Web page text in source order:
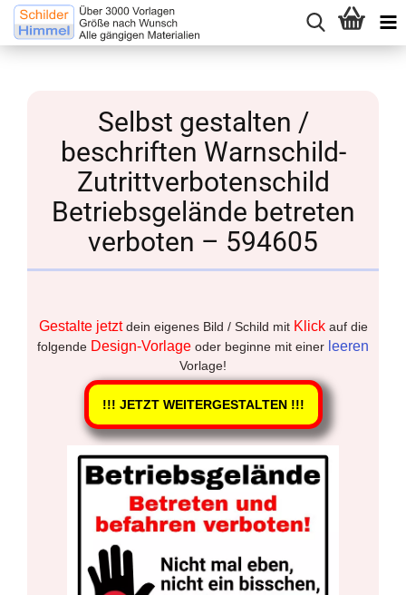
Selbst gestalten /
beschriften Warnschild-
Zutrittverbotenschild
Betriebsgelände betreten
verboten – 594605
Gestalte jetztdein eigenes Bild / Schild mit Klickauf die
folgende Design-Vorlage oder beginne mit einer leeren
Vorlage!
!!! JETZT WEITERGESTALTEN !!!